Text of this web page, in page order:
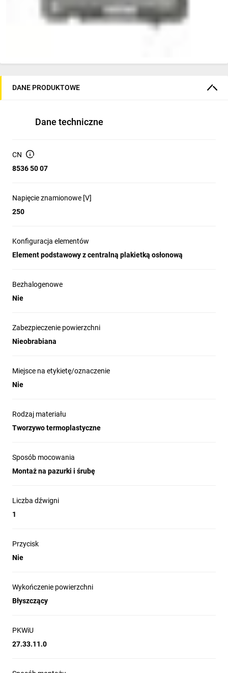
DANE PRODUKTOWE
Dane techniczne
CN
8536 50 07
Napięcie znamionowe [V]
250
Konfiguracja elementów
Element podstawowy z centralną plakietką osłonową
Bezhalogenowe
Nie
Zabezpieczenie powierzchni
Nieobrabiana
Miejsce na etykietę/oznaczenie
Nie
Rodzaj materiału
Tworzywo termoplastyczne
Sposób mocowania
Montaż na pazurki i śrubę
Liczba dźwigni
1
Przycisk
Nie
Wykończenie powierzchni
Błyszczący
PKWiU
27.33.11.0